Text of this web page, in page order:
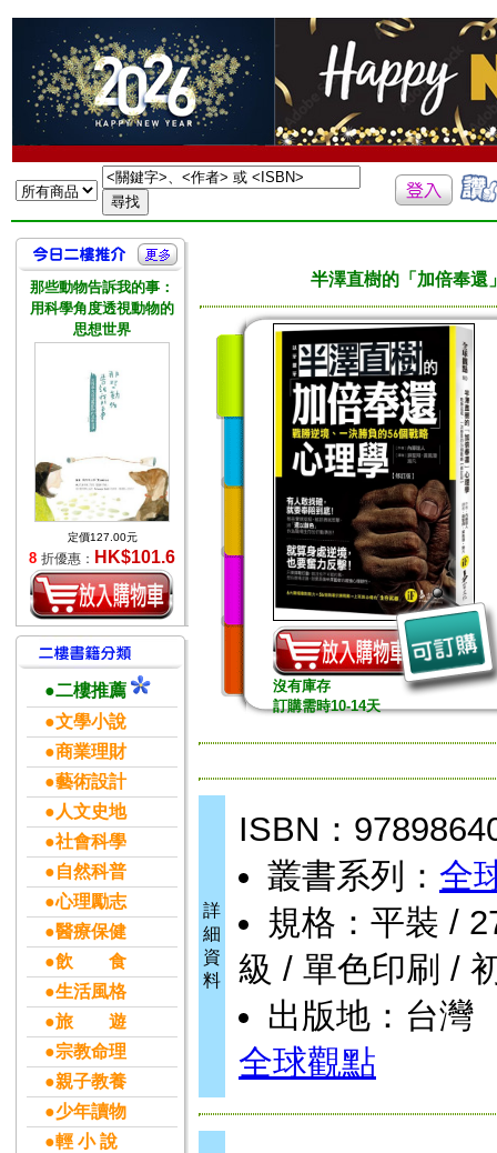
那些動物告訴我的事：
用科學角度透視動物的
思想世界
定價127.00元
8 折優惠： HK$101.6
●二樓推薦
●文學小說
●商業理財
●藝術設計
●人文史地
●社會科學
●自然科普
●心理勵志
●醫療保健
●飲 食
●生活風格
●旅 遊
●宗教命理
●親子教養
●少年讀物
●輕 小 說
半澤直樹的「加倍奉還
沒有庫存
訂購需時10-14天
詳
細
資
料
ISBN：
叢書系列： 全
規格：平裝 /
級 / 單色印刷 /
出版地：台灣
全球觀點